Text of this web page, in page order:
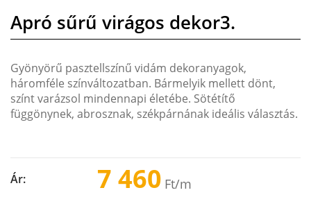
Apró sűrű virágos dekor3.
Gyönyörű pasztellszínű vidám dekoranyagok,
háromféle színváltozatban. Bármelyik mellett dönt,
színt varázsol mindennapi életébe. Sötétítő
függönynek, abrosznak, székpárnának ideális választás.
Ár: 7 460 Ft/m